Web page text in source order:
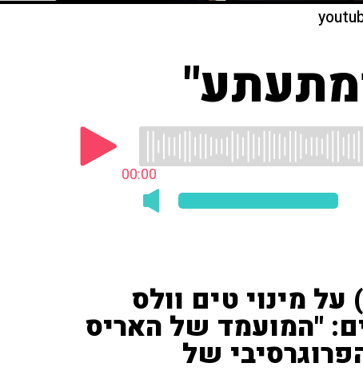
00:00
מינוי טים וולס
"המועמד של האריס
של